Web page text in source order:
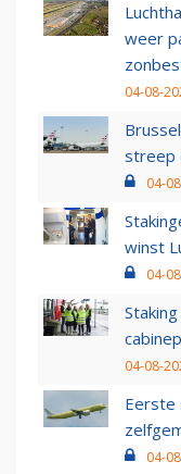
weer
04-08-
streep
04-
winst
04-
04-08-
Eerste
04-